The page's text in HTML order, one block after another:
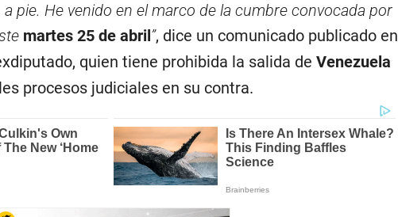
pie. He venido en el marco de la cumbre convocada por
martes 25 de abril”, dice un comunicado publicado en
quien tiene prohibida la salida de Venezuela
procesos judiciales en su contra.